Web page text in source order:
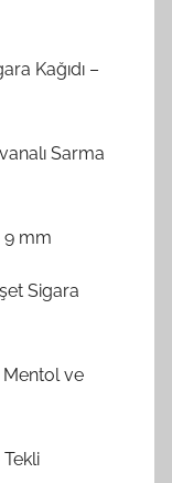
Kağıdı –
Sarma
9 mm
Sigara
Mentol ve
Tekli